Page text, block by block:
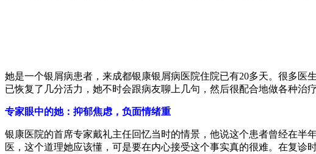
她是一个银屑病患者，来成都银康银屑病医院住院已有20多天。很多医
已恢复了几分活力，她不时会跟病友聊上几句，然后很配合地做各种治疗
专家眼中的她：抑郁焦虑，负面情绪重
银康医院的首席专家戴礼主任回忆当时的情景，他说这个患者曾经在
医，这个道理她应该懂，可是要在内心接受这个事实真的很难。在复